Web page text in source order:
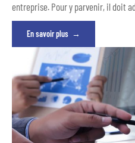
entreprise. Pour y parvenir, il doit
En savoir plus